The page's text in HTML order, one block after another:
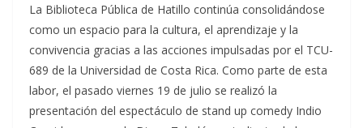
La Biblioteca Pública de Hatillo continúa consolidándose
como un espacio para la cultura, el aprendizaje y la
convivencia gracias a las acciones impulsadas por el TCU-
689 de la Universidad de Costa Rica. Como parte de esta
labor, el pasado viernes 19 de julio se realizó la
presentación del espectáculo de stand up comedy Indio